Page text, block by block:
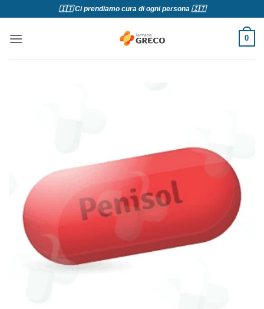
contenuti
🇮🇹 Ci prendiamo cura di ogni persona 🇮🇹
0